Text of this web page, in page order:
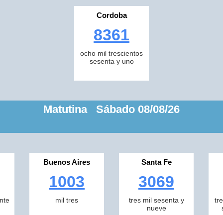
Cordoba
8361
ocho mil trescientos
sesenta y uno
Matutina Sábado 08/08/26
Buenos Aires
1003
mil tres
Santa Fe
3069
tres mil sesenta y
nueve